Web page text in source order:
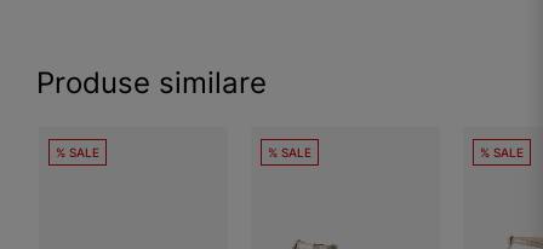
Produse similare
% SALE % SALE % SALE